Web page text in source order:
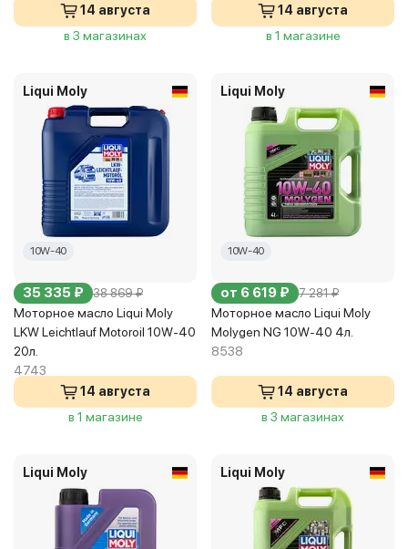
14 августа
в 3 магазинах
14 августа
в 1 магазине
Liqui Moly
10W-40
35 335 ₽ 38 869 ₽
Моторное масло Liqui Moly
LKW Leichtlauf Motoroil 10W-40
20л.
4743
14 августа
в 1 магазине
Liqui Moly
10W-40
от 6 619 ₽ 7 281 ₽
Моторное масло Liqui Moly
Molygen NG 10W-40 4л.
8538
14 августа
в 3 магазинах
Liqui Moly Liqui Moly